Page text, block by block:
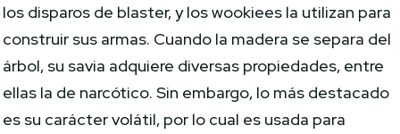
los disparos de blaster, y los wookiees la utilizan para
construir sus armas. Cuando la madera se separa del
árbol, su savia adquiere diversas propiedades, entre
ellas la de narcótico. Sin embargo, lo más destacado
es su carácter volátil, por lo cual es usada para